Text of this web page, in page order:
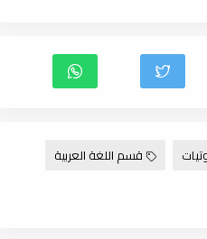
قسم اللغة العربية